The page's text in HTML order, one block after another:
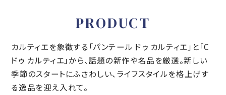
PRODUCT
カルティエを象徴する「パンテール ドゥ カルティエ」と「C
ドゥ カルティエ」から、話題の新作や名品を厳選。新しい
季節のスタートにふさわしい、ライフスタイルを格上げす
る逸品を迎え入れて。